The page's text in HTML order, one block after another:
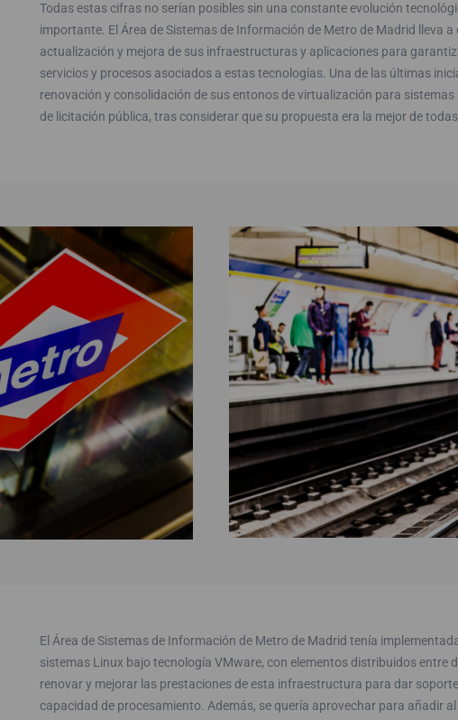
Todas estas cifras no serían posibles sin una constante evolución
importante. El Área de Sistemas de Información de Metro de Madrid lleva
actualización y mejora de sus infraestructuras y aplicaciones para
servicios y procesos asociados a estas tecnologías. Una de las últimas
renovación y consolidación de sus entonos de virtualización para
de licitación pública, tras considerar que su propuesta era la mejor de
El Área de Sistemas de Información de Metro de Madrid tenía
sistemas Linux bajo tecnología VMware, con elementos distribuidos entre
renovar y mejorar las prestaciones de esta infraestructura para dar
capacidad de procesamiento. Además, se quería aprovechar para añadir